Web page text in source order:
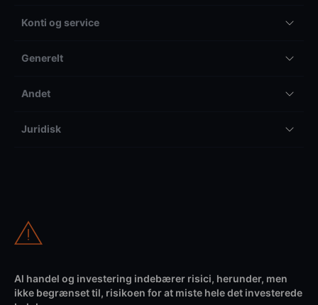
Konti og service
Generelt
Andet
Juridisk
Al handel og investering indebærer risici, herunder, men
ikke begrænset til, risikoen for at miste hele det investerede